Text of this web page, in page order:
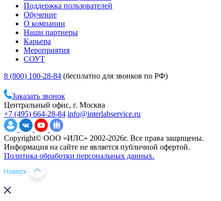
Поддержка пользователей
Обучение
О компании
Наши партнеры
Карьера
Мероприятия
СОУТ
8 (800) 100-28-84 (бесплатно для звонков по РФ)
Заказать звонок
Центральный офис, г. Москва
+7 (495) 664-28-84 info@interlabservice.ru
Copyright© ООО «ИЛС» 2002-2026г. Все права защищены.
Информация на сайте не является публичной офертой.
Политика обработки персональных данных.